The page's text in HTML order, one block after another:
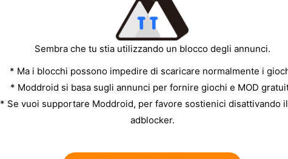
Sembra che tu stia utilizzando un blocco degli annunci.
* Ma i blocchi possono impedire di scaricare normalmente i
* Moddroid si basa sugli annunci per fornire giochi e MOD
* Se vuoi supportare Moddroid, per favore sostienici disattivando
adblocker.